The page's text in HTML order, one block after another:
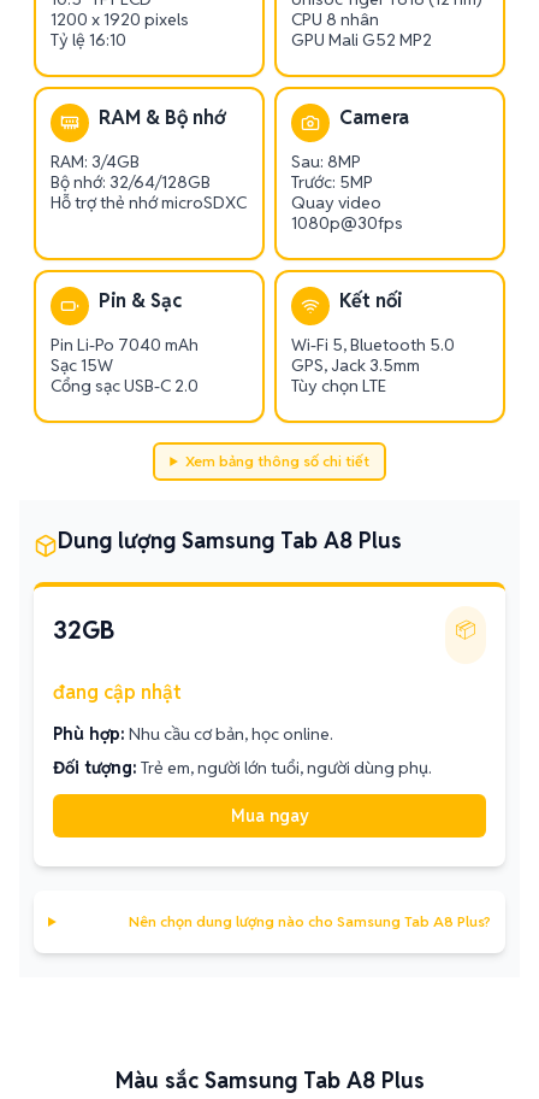
1200 x 1920 pixels
Tỷ lệ 16:10
CPU 8 nhân
GPU Mali G52 MP2
RAM & Bộ nhớ
RAM: 3/4GB
Bộ nhớ: 32/64/128GB
Hỗ trợ thẻ nhớ microSDXC
Camera
Sau: 8MP
Trước: 5MP
Quay video
1080p@30fps
Pin & Sạc
Pin Li-Po 7040 mAh
Sạc 15W
Cổng sạc USB-C 2.0
Kết nối
Wi-Fi 5, Bluetooth 5.0
GPS, Jack 3.5mm
Tùy chọn LTE
Xem bảng thông số chi tiết
Dung lượng Samsung Tab A8 Plus
32GB 📦
đang cập nhật
Phù hợp: Nhu cầu cơ bản, học online.
Đối tượng: Trẻ em, người lớn tuổi, người dùng phụ.
Mua ngay
Nên chọn dung lượng nào cho Samsung Tab A8 Plus?
Màu sắc Samsung Tab A8 Plus